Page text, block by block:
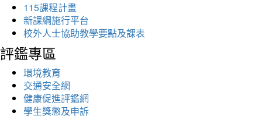
115課程計畫
新課綱施行平台
校外人士協助教學要點及課表
評鑑專區
環境教育
交通安全網
健康促進評鑑網
學生獎懲及申訴